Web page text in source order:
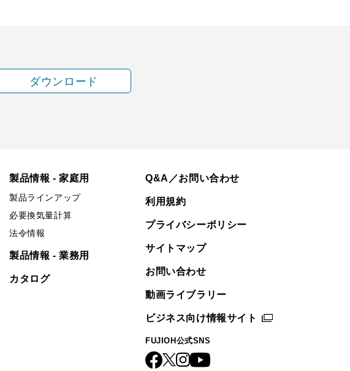
ダウンロード
製品情報 - 家庭用
製品ラインアップ
必要換気量計算
法令情報
製品情報 - 業務用
カタログ
Q&A／お問い合わせ
利用規約
プライバシーポリシー
サイトマップ
お問い合わせ
動画ライブラリー
ビジネス向け情報サイト
FUJIOH公式SNS